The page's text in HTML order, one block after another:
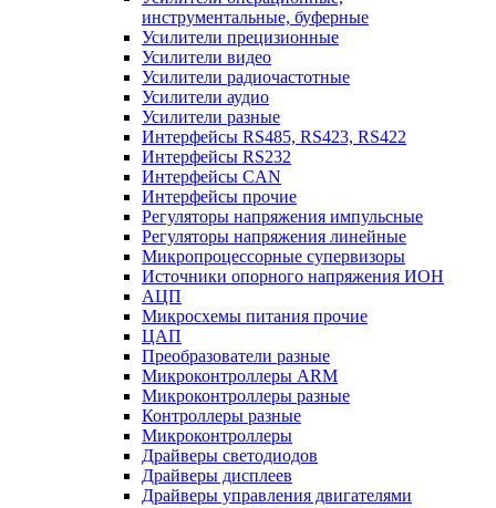
инструментальные, буферные
Усилители прецизионные
Усилители видео
Усилители радиочастотные
Усилители аудио
Усилители разные
Интерфейсы RS485, RS423, RS422
Интерфейсы RS232
Интерфейсы CAN
Интерфейсы прочие
Регуляторы напряжения импульсные
Регуляторы напряжения линейные
Микропроцессорные супервизоры
Источники опорного напряжения ИОН
АЦП
Микросхемы питания прочие
ЦАП
Преобразователи разные
Микроконтроллеры ARM
Микроконтроллеры разные
Контроллеры разные
Микроконтроллеры
Драйверы светодиодов
Драйверы дисплеев
Драйверы управления двигателями